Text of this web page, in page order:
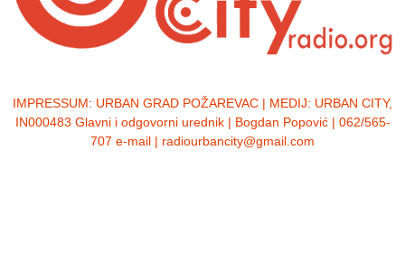
IMPRESSUM: URBAN GRAD POŽAREVAC | MEDIJ: URBAN CITY,
IN000483 Glavni i odgovorni urednik | Bogdan Popović | 062/565-
707 e-mail | radiourbancity@gmail.com